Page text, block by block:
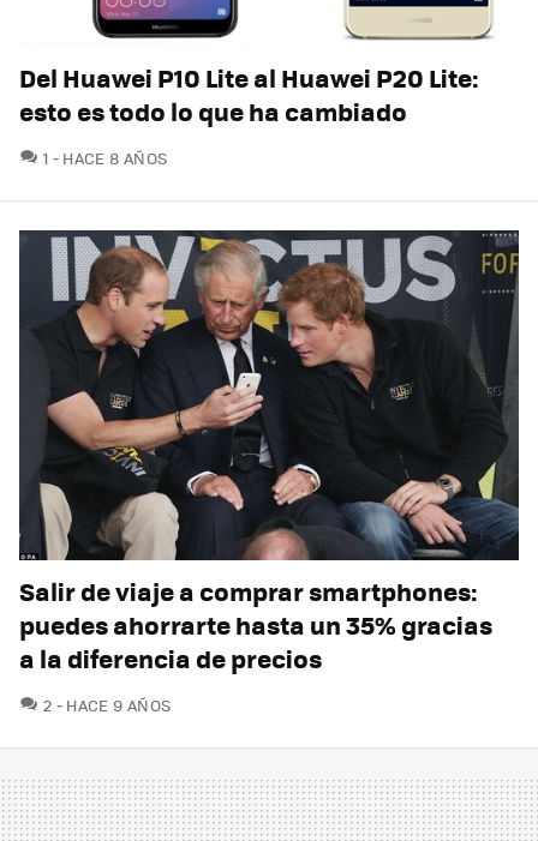
Del Huawei P10 Lite al Huawei P20 Lite:
esto es todo lo que ha cambiado
1 COMENTARIOS
HACE 8 AÑOS
Salir de viaje a comprar smartphones:
puedes ahorrarte hasta un 35% gracias
a la diferencia de precios
2 COMENTARIOS
HACE 9 AÑOS